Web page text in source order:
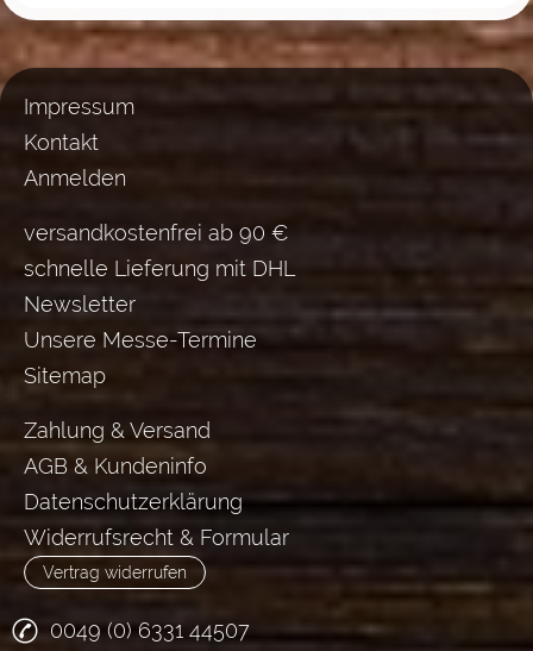
Impressum
Kontakt
Anmelden
versandkostenfrei ab 90 €
schnelle Lieferung mit DHL
Newsletter
Unsere Messe-Termine
Sitemap
Zahlung & Versand
AGB & Kundeninfo
Datenschutzerklärung
Widerrufsrecht & Formular
Vertrag widerrufen
0049 (0) 6331 44507